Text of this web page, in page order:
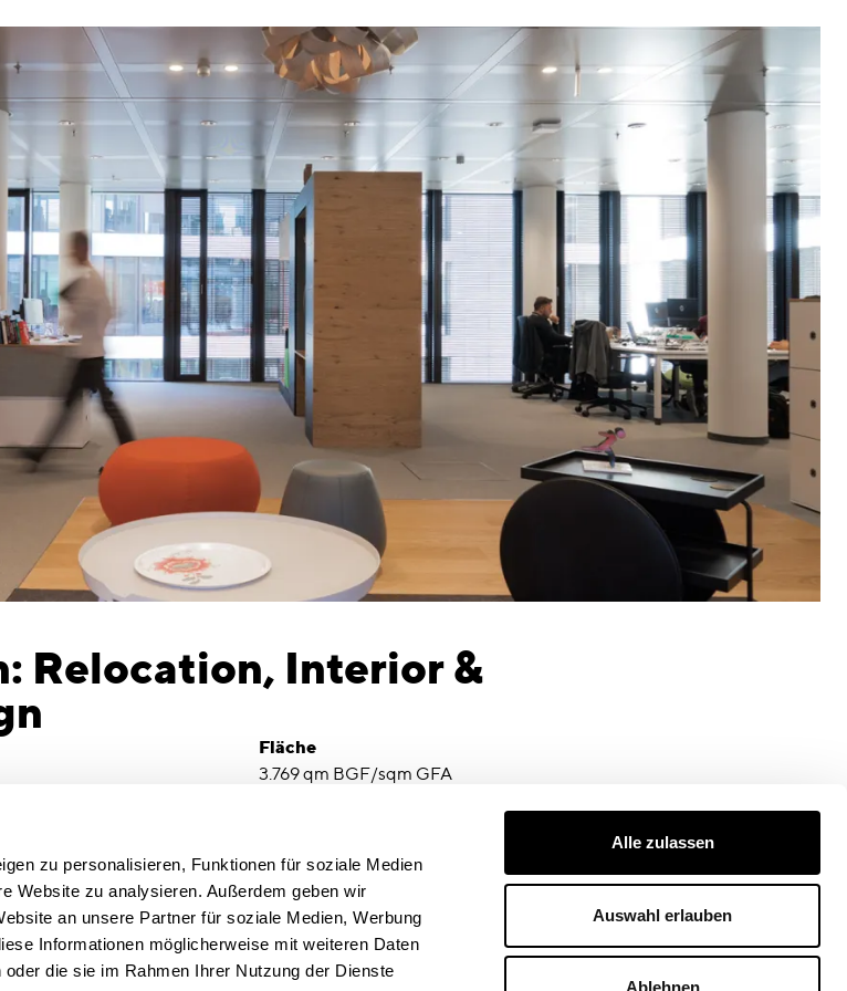
zu personalisieren, Funktionen für soziale Medien
Website zu analysieren. Außerdem geben wir
an unsere Partner für soziale Medien, Werbung
Informationen möglicherweise mit weiteren Daten
die sie im Rahmen Ihrer Nutzung der Dienste
Alle zulassen
Auswahl erlauben
Ablehnen
Relocation, Interior &
am neuen
und Materialkonzept,
Team ein Flagship, das
Fläche
3.769 qm BGF/sqm GFA
Fertigstellungsdatum
2017
Architekten Gebäude
Antonio Citterio
Partner
Fotos: formfotograf